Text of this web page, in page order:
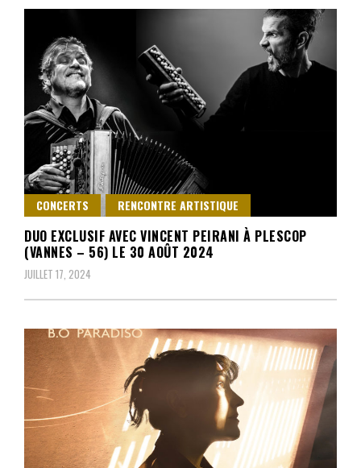
CONCERTS RENCONTRE ARTISTIQUE
DUO EXCLUSIF AVEC VINCENT PEIRANI À PLESCOP
(VANNES – 56) LE 30 AOÛT 2024
JUILLET 17, 2024